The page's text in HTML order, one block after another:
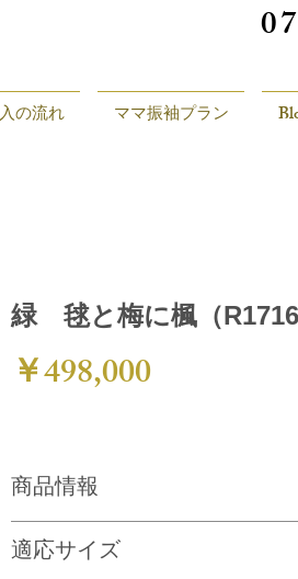
の流れ ママ振袖プラン
緑 毬と梅に楓（R1716
￥498,000価
商品情報
深い緑地に、大きな毬と梅や楓に桜や
を加えたお振袖。華やかでいて品のあ
適応サイズ